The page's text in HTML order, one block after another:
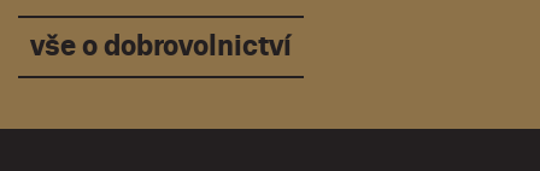
vše o dobrovolnictví